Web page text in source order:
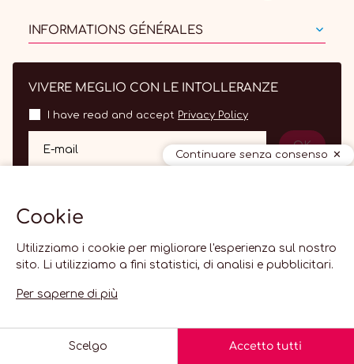
INFORMATIONS GÉNÉRALES
VIVERE MEGLIO CON LE INTOLLERANZE
I have read and accept Privacy Policy
E-mail OK
Continuare senza consenso
Cookie
Utilizziamo i cookie per migliorare l'esperienza sul nostro
sito. Li utilizziamo a fini statistici, di analisi e pubblicitari.
Per saperne di più
Scelgo Accetto tutti